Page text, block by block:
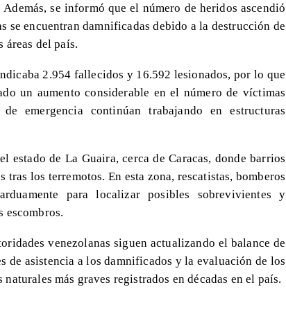
se informó que el número de heridos ascendió
se encuentran damnificadas debido a la destrucción de
del país.
2.954 fallecidos y 16.592 lesionados, por lo que
un aumento considerable en el número de víctimas
emergencia continúan trabajando en estructuras
estado de La Guaira, cerca de Caracas, donde barrios
tras los terremotos. En esta zona, rescatistas, bomberos
para localizar posibles sobrevivientes y
escombros.
venezolanas siguen actualizando el balance de
de asistencia a los damnificados y la evaluación de los
más graves registrados en décadas en el país.